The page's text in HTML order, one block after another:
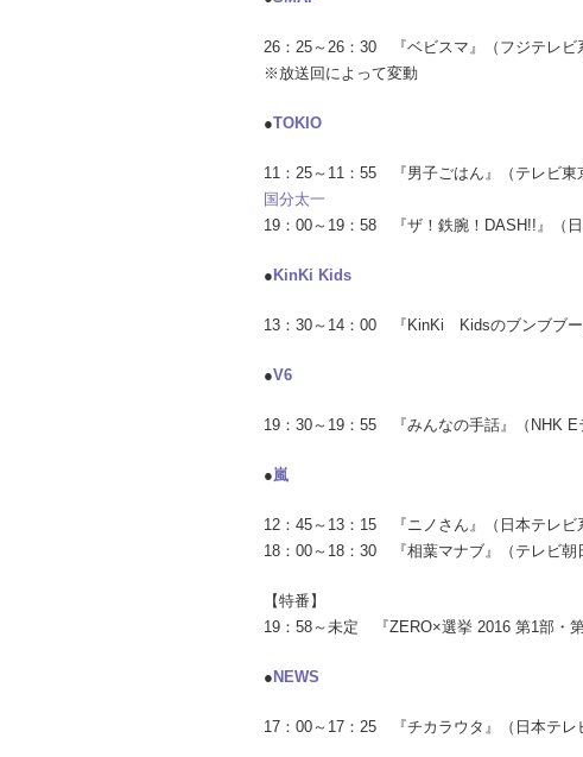
26：25～26：30 『ベビスマ』（フジテレ
※放送回によって変動
●TOKIO
11：25～11：55 『男子ごはん』（テレビ
国分太一
19：00～19：58 『ザ！鉄腕！DASH!!』（日
● KinKi Kids
13：30～14：00 『KinKi Kidsのブンブブー
●V6
19：30～19：55 『みんなの手話』（NHK
●嵐
12：45～13：15 『ニノさん』（日本テレ
18：00～18：30 『相葉マナブ』（テレビ
【特番】
19：58～未定 『ZERO×選挙 2016 第1部・
● NEWS
17：00～17：25 『チカラウタ』（日本テレ